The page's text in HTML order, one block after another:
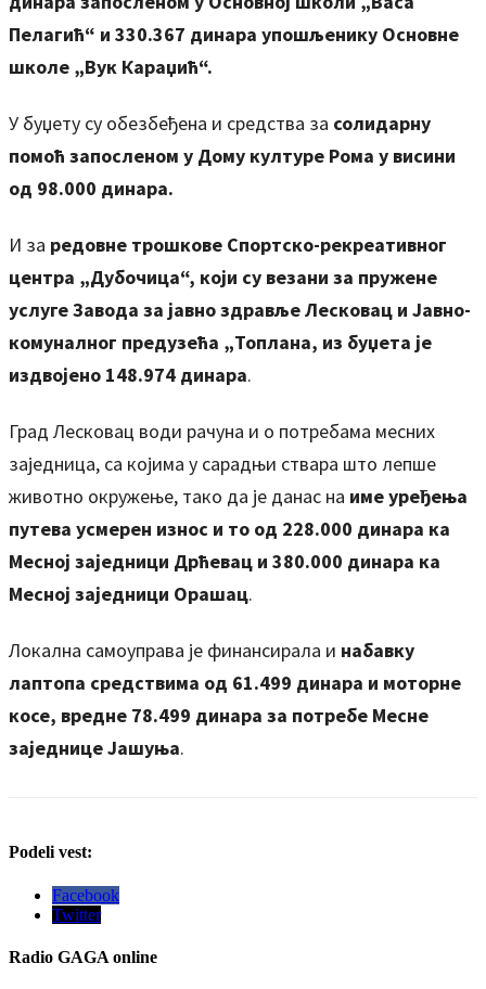
Пелагић“ и 330.367 динара упошљенику Основне
школе „Вук Караџић“.
У буџету су обезбеђена и средства за солидарну
помоћ запосленом у Дому културе Рома у висини
од 98.000 динара.
И за редовне трошкове Спортско-рекреативног
центра „Дубочица“, који су везани за пружене
услуге Завода за јавно здравље Лесковац и Јавно-
комуналног предузећа „Топлана, из буџета је
издвојено 148.974 динара.
Град Лесковац води рачуна и о потребама месних
заједница, са којима у сарадњи ствара што лепше
животно окружење, тако да је данас на име уређења
путева усмерен износ и то од 228.000 динара ка
Месној заједници Дрћевац и 380.000 динара ка
Месној заједници Орашац.
Локална самоуправа је финансирала и набавку
лаптопа средствима од 61.499 динара и моторне
косе, вредне 78.499 динара за потребе Месне
заједнице Јашуња.
Podeli vest:
Facebook
Twitter
Radio GAGA online